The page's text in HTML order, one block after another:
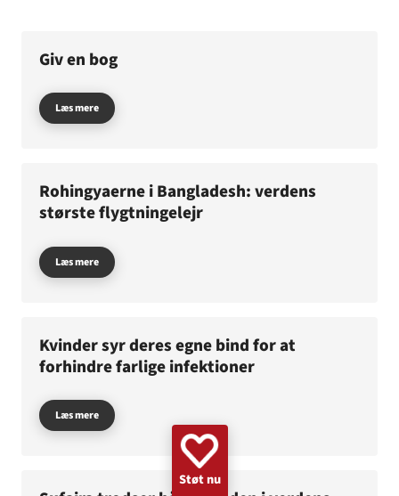
Temaer i fokus
GAZA KVINDER
Giv en bog
Læs mere
Rohingyaerne i Bangladesh: verdens
største flygtningelejr
Læs mere
Kvinder syr deres egne bind for at
forhindre farlige infektioner
Læs mere
Støt nu